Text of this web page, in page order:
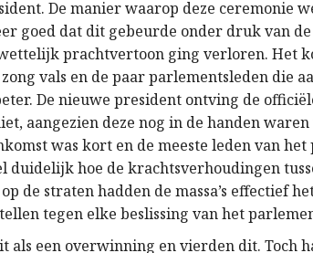
De manier waarop deze ceremonie
goed dat dit gebeurde onder druk van de
prachtvertoon ging verloren. Het
vals en de paar parlementsleden die
De nieuwe president ontving de
aangezien deze nog in de handen waren
was kort en de meeste leden van
duidelijk hoe de krachtsverhoudingen
de straten hadden de massa’s effectief
tegen elke beslissing van het
als een overwinning en vierden dit. Toch